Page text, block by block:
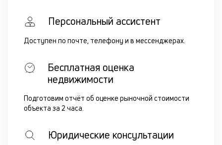
Персональный ассистент
Доступен по почте, телефону и в мессенджерах.
Бесплатная оценка
недвижимости
Подготовим отчёт об оценке рыночной стоимости
объекта за 2 часа.
Юридические консультации